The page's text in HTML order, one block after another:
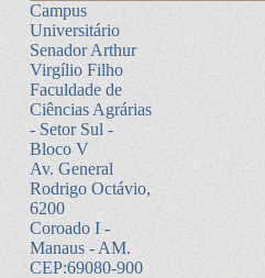
Campus
Universitário
Senador Arthur
Virgílio Filho
Faculdade de
Ciências Agrárias
- Setor Sul -
Bloco V
Av. General
Rodrigo Octávio,
6200
Coroado I -
Manaus - AM.
CEP:69080-900